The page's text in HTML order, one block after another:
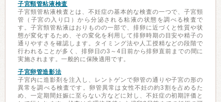
子宮頸管粘液検査
子宮頸管粘液検査とは、不妊症の基本的な検査の一つで、子宮頸
管（子宮の入り口）から分泌される粘液の状態を調べる検査で
す。子宮頸管粘液はおりものの一部で、排卵に近づくと性質や状
態が変化するため、その変化を利用して排卵時期の目安や精子の
通りやすさを確認します。タイミング法や人工授精などの段階で
行われることが多く、排卵日の3～4日前から排卵直前までの間に
実施されます。一般的に保険適用です。
子宮卵管造影法
子宮内に造影剤を注入し、レントゲンで卵管の通りや子宮の形の
異常を調べる検査です。卵管異常は女性不妊の約3割を占めるた
め、一定期間妊娠に至らない方などに対し、不妊症の初期評価と